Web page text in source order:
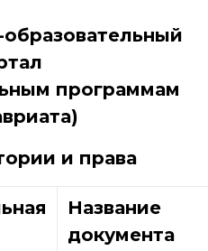
программам
и права
Название
документа